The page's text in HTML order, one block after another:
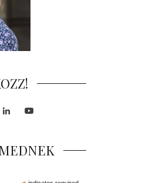
LinkedInYoutube